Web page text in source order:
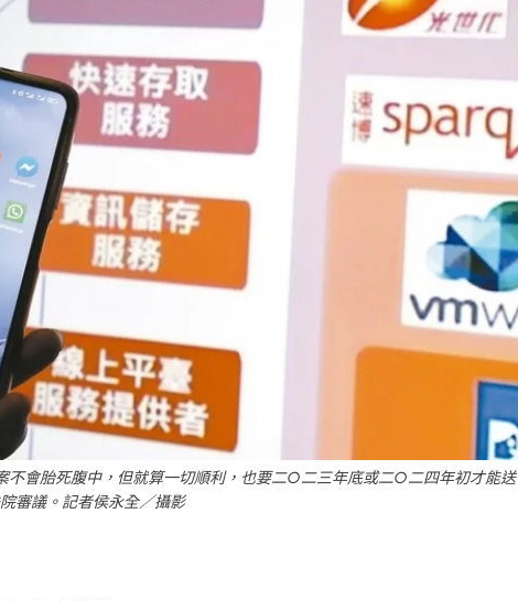
不會胎死腹中，但就算一切順利，也要二○二三年底或二○二四年初才能送
審議。記者侯永全／攝影